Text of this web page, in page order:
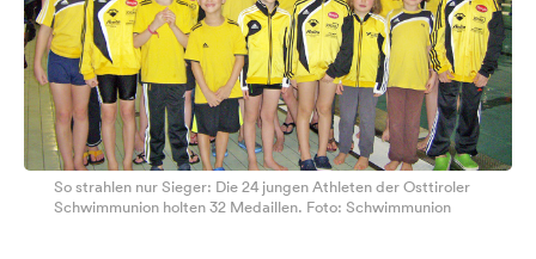
So strahlen nur Sieger: Die 24 jungen Athleten der Osttiroler
Schwimmunion holten 32 Medaillen. Foto: Schwimmunion